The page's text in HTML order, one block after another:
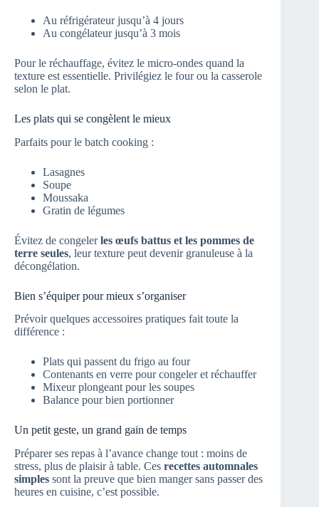
Au réfrigérateur jusqu’à 4 jours
Au congélateur jusqu’à 3 mois
Pour le réchauffage, évitez le micro-ondes quand la
texture est essentielle. Privilégiez le four ou la casserole
selon le plat.
Les plats qui se congèlent le mieux
Parfaits pour le batch cooking :
Lasagnes
Soupe
Moussaka
Gratin de légumes
Évitez de congelerles œufs battus et les pommes de
terre seules, leur texture peut devenir granuleuse à la
décongélation.
Bien s’équiper pour mieux s’organiser
Prévoir quelques accessoires pratiques fait toute la
différence :
Plats qui passent du frigo au four
Contenants en verre pour congeler et réchauffer
Mixeur plongeant pour les soupes
Balance pour bien portionner
Un petit geste, un grand gain de temps
Préparer ses repas à l’avance change tout : moins de
stress, plus de plaisir à table. Ces recettes automnales
simples sont la preuve que bien manger sans passer des
heures en cuisine, c’est possible.